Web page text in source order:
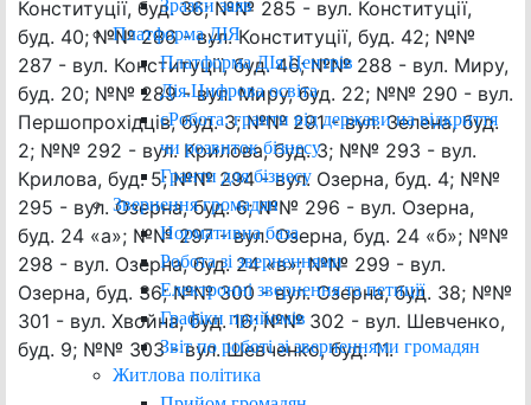
Зразки заяв
Платформа ДІЯ
Платформа ДІя.Центрів
Дія.Цифрова освіта
єРобота: гранти від держави на відкриття
чи розвиток бізнесу
Гранти для бізнесу
Звернення громадян
Нормативна база
Робота зі зверненнями
Електронні звернення та петиції
Графіки прийомів
Звіт по роботі зі зверненнями громадян
Житлова політика
Конституції, буд. 36; №№ 285 - вул. Конституції,
буд. 40; №№ 286 - вул. Конституції, буд. 42; №№
287 - вул. Конституції, буд. 46; №№ 288 - вул. Миру,
буд. 20; №№ 289 - вул. Миру, буд. 22; №№ 290 - вул.
Першопрохідців, буд. 3; №№ 291 - вул. Зелена, буд.
2; №№ 292 - вул. Крилова, буд. 3; №№ 293 - вул.
Крилова, буд. 5; №№ 294 - вул. Озерна, буд. 4; №№
295 - вул. Озерна, буд. 6; №№ 296 - вул. Озерна,
буд. 24 «а»; №№ 297 - вул. Озерна, буд. 24 «б»; №№
298 - вул. Озерна, буд. 24 «в»; №№ 299 - вул.
Озерна, буд. 36; №№ 300 - вул. Озерна, буд. 38; №№
301 - вул. Хвойна, буд. 16; №№ 302 - вул. Шевченко,
буд. 9; №№ 303 - вул. Шевченко, буд. 11.